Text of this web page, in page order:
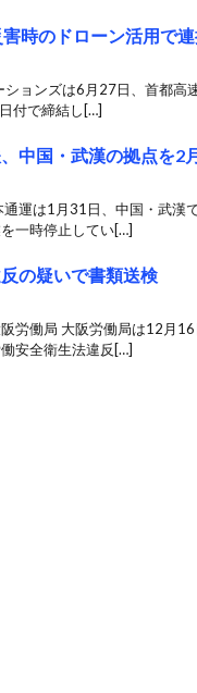
時のドローン活用で
ョンズは6月27日、首都高
付で締結し[…]
中国・武漢の拠点を2
運は1月31日、中国・武漢
一時停止してい[…]
の疑いで書類送検
労働局 大阪労働局は12月
安全衛生法違反[…]